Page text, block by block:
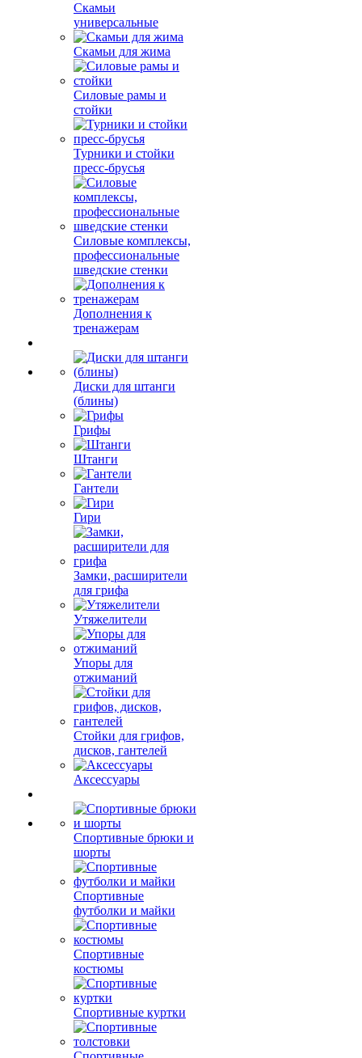
Скамьи
универсальные
Скамьи для жима
Силовые рамы и
стойки
Турники и стойки
пресс-брусья
Силовые комплексы,
профессиональные
шведские стенки
Дополнения к
тренажерам
Диски для штанги
(блины)
Грифы
Штанги
Гантели
Гири
Замки, расширители
для грифа
Утяжелители
Упоры для
отжиманий
Стойки для грифов,
дисков, гантелей
Аксессуары
Спортивные брюки и
шорты
Спортивные
футболки и майки
Спортивные
костюмы
Спортивные куртки